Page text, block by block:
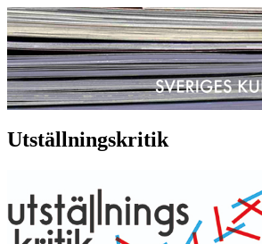
Utställningskritik